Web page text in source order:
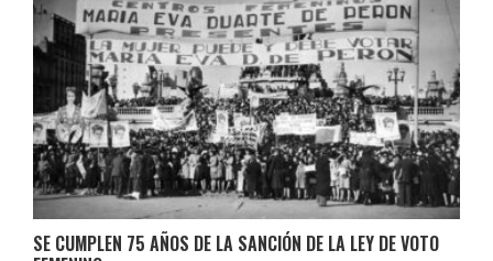
SE CUMPLEN 75 AÑOS DE LA SANCIÓN DE LA LEY DE VOTO